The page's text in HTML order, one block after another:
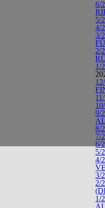
6/
5/
4/
3/
2/
1/
9/
8/
7/
6/
5/
4/
3/
2/
1/